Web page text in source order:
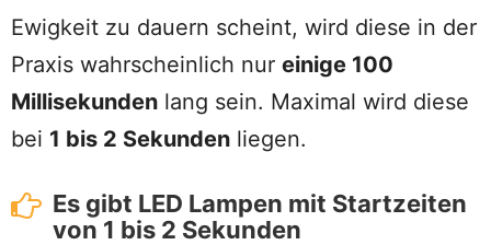
Ewigkeit zu dauern scheint, wird diese in der
Praxis wahrscheinlich nur einige 100
Millisekunden lang sein. Maximal wird diese
bei 1 bis 2 Sekunden liegen.
Es gibt LED Lampen mit Startzeiten
von 1 bis 2 Sekunden